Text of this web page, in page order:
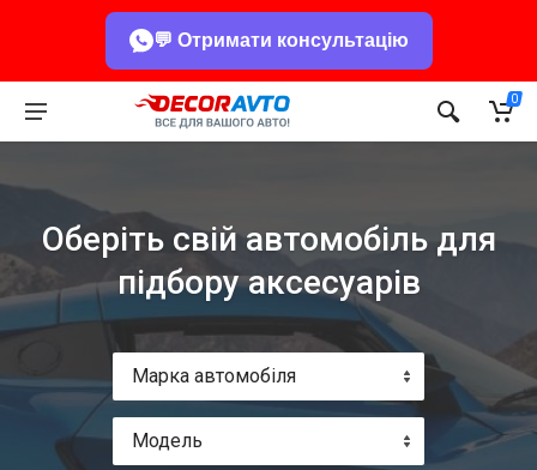
💬 Отримати консультацію
0
Оберіть свій автомобіль для
підбору аксесуарів
Марка автомобіля
Модель